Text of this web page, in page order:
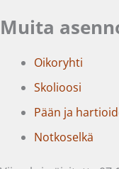
Muita
Oikoryhti
Skolioosi
Pään ja
Notkoselkä